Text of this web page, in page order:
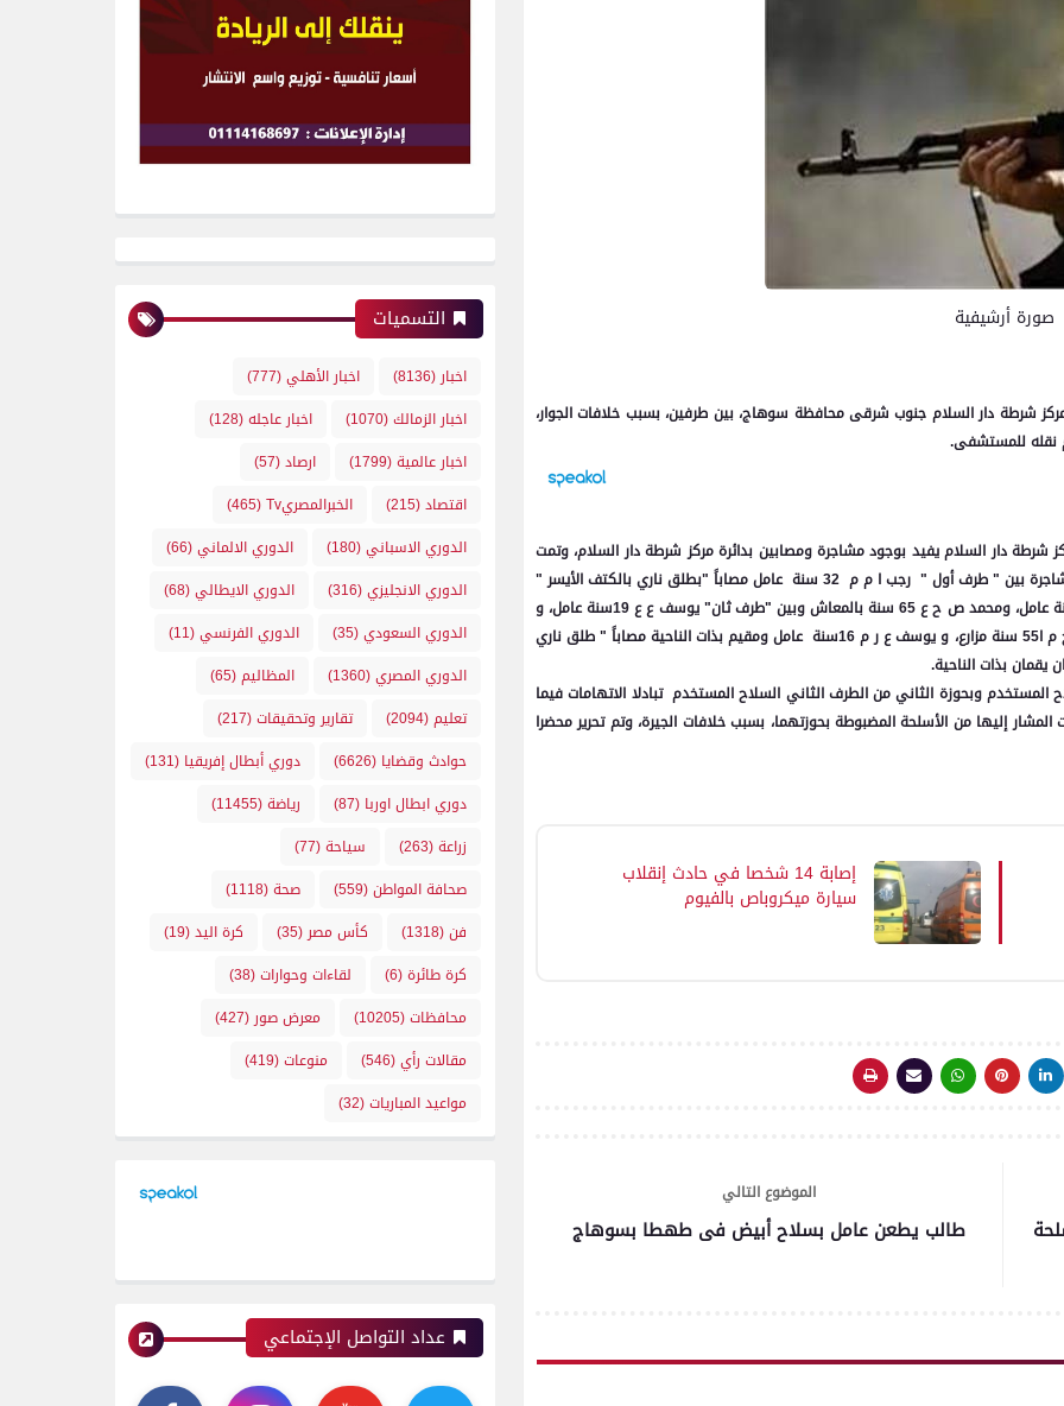
صورة أرشيفية
شرطة دار السلام جنوب شرقى محافظة سوهاج، بين طرفين، بسبب خلافات الجوار،
دار السلام يفيد بوجود مشاجرة ومصابين بدائرة مركز شرطة دار السلام، وتمت
السيطرة عليها وضبط المتهمين.وبالإنتقال والفحص تبين بوجود مشاجرة بين " طرف أول " رجب ا م م 32 سنة عامل مصاباً "بطلق ناري بالكتف الأيسر "
وتم نقله لمستشفي سوهاج الجامعي الجديدة، و وليد ا ف 25 سنة عامل، ومحمد ص ح ع 65 سنة بالمعاش وبين "طرف ثان" يوسف ع ع 19سنة عامل، و
شقيقه عبد الرحمن 20 سنة عامل، ونجلي عمومتهما عبد الراضي ح م ا55 سنة مزارع، و يوسف ع ر م 16سنة عامل ومقيم بذات الناحية مصاباً " طلق ناري
بذات الناحية.
وبحوزة الثاني من الطرف الثاني السلاح المستخدم تبادلا الاتهامات فيما
إليها من الأسلحة المضبوطة بحوزتهما، بسبب خلافات الجيرة، وتم تحرير محضرا
إصابة 14 شخصا في حادث إنقلاب
سيارة ميكروباص بالفيوم
الموضوع التالي
طالب يطعن عامل بسلاح أبيض فى طهطا بسوهاج
التسميات
اخبار (8136) اخبار الأهلي(777)
اخبار الزمالك(1070) اخبار عاجله(128)
اخبار عالمية(1799) ارصاد(57)
اقتصاد(215) الخبرالمصريTv
(465)
الدوري الاسباني(180) الدوري الالماني(66)
الدوري الانجليزي(316) الدوري الايطالي(68)
الدوري السعودي(35) الدوري الفرنسي(11)
الدوري المصري(1360) المظاليم(65)
تعليم(2094) تقارير وتحقيقات(217)
حوادث وقضايا (6626) دوري أبطال إفريقيا (131)
دوري ابطال اوربا (87) رياضة(11455)
زراعة(263) سياحة(77)
صحافة المواطن(559) صحة(1118)
فن(1318) كأس مصر (35) كرة اليد(19)
كرة طائرة(6) لقاءات وحوارات(38)
محافظات(10205) معرض صور (427)
مقالات رأي(546) منوعات(419)
مواعيد المباريات(32)
عداد التواصل الإجتماعي
محافظات